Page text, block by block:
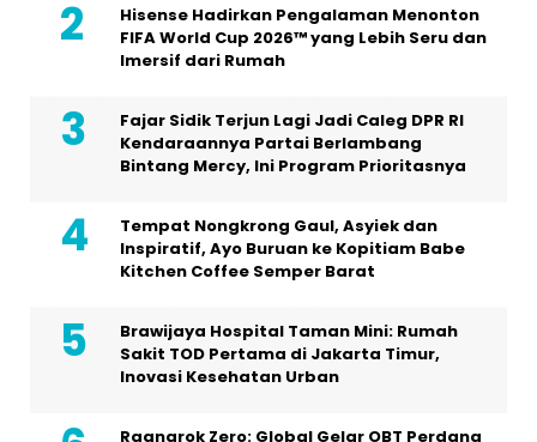
Hisense Hadirkan Pengalaman Menonton
FIFA World Cup 2026™ yang Lebih Seru dan
Imersif dari Rumah
Fajar Sidik Terjun Lagi Jadi Caleg DPR RI
Kendaraannya Partai Berlambang
Bintang Mercy, Ini Program Prioritasnya
Tempat Nongkrong Gaul, Asyiek dan
Inspiratif, Ayo Buruan ke Kopitiam Babe
Kitchen Coffee Semper Barat
Brawijaya Hospital Taman Mini: Rumah
Sakit TOD Pertama di Jakarta Timur,
Inovasi Kesehatan Urban
Ragnarok Zero: Global Gelar OBT Perdana